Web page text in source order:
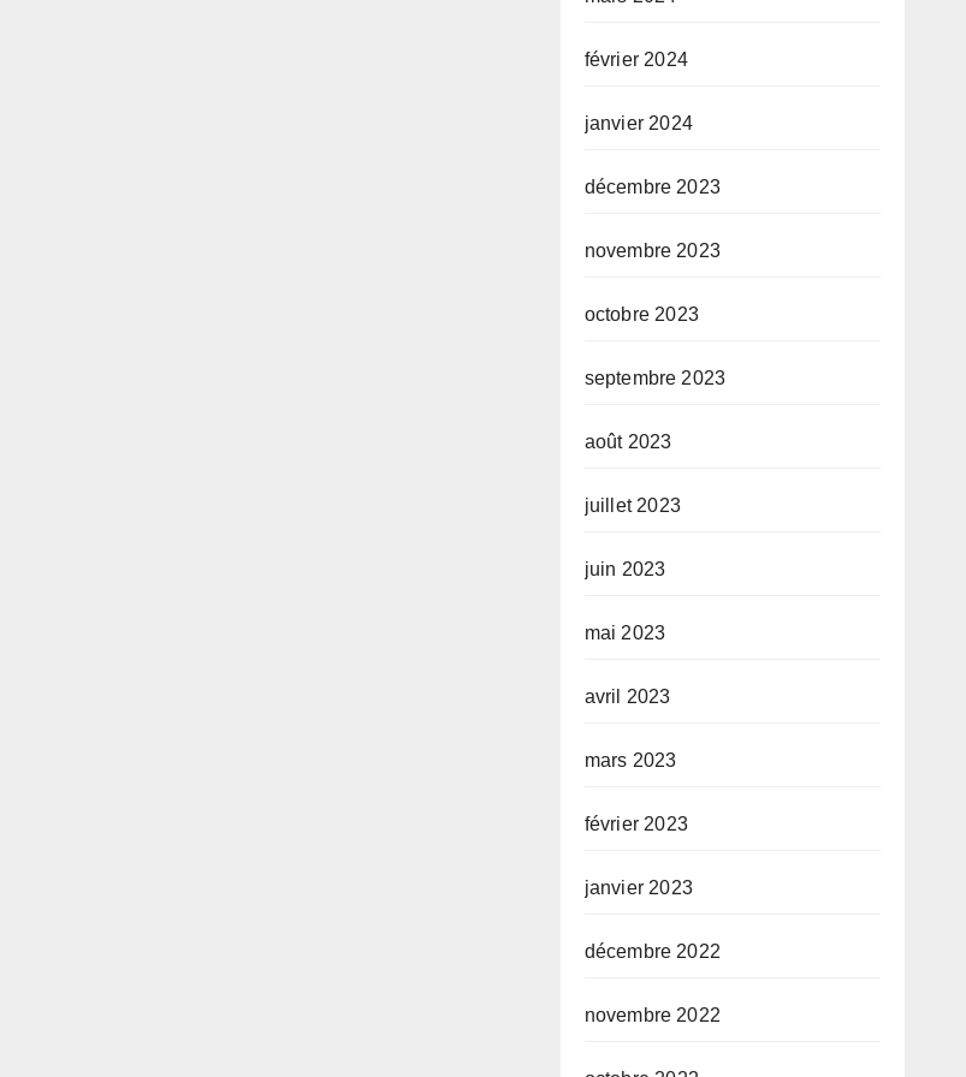
février 2024
janvier 2024
décembre 2023
novembre 2023
octobre 2023
septembre 2023
août 2023
juillet 2023
juin 2023
mai 2023
avril 2023
mars 2023
février 2023
janvier 2023
décembre 2022
novembre 2022